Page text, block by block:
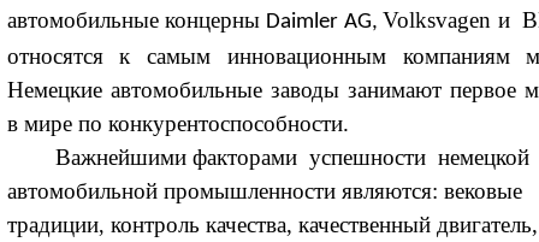
автомобильные концерны Daimler AG, Volksvagen и
относятся к самым инновационным компаниям
Немецкие автомобильные заводы занимают первое
в мире по конкурентоспособности.
Важнейшими факторами успешности немецкой
автомобильной промышленности являются: вековые
традиции, контроль качества, качественный двигатель,